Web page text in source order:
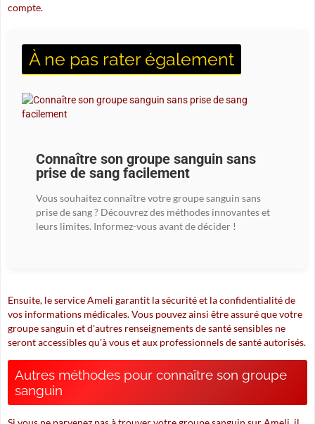
compte.
À ne pas rater également
Connaître son groupe sanguin sans
prise de sang facilement
Vous souhaitez connaître votre groupe sanguin sans
prise de sang ? Découvrez des méthodes innovantes et
leurs limites. Informez-vous avant de décider !
Ensuite, le service Ameli garantit la sécurité et la confidentialité de
vos informations médicales. Vous pouvez ainsi être assuré que votre
groupe sanguin et d'autres renseignements de santé sensibles ne
seront accessibles qu'à vous et aux professionnels de santé autorisés.
Autres méthodes pour connaître son groupe
sanguin